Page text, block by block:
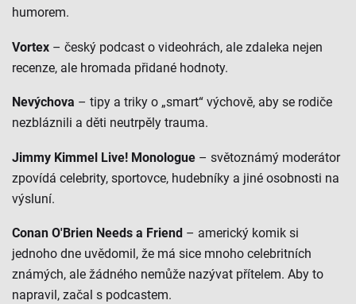
humorem.
Vortex – český podcast o videohrách, ale zdaleka nejen
recenze, ale hromada přidané hodnoty.
Nevýchova – tipy a triky o „smart“ výchově, aby se rodiče
nezbláznili a děti neutrpěly trauma.
Jimmy Kimmel Live! Monologue – světoznámý moderátor
zpovídá celebrity, sportovce, hudebníky a jiné osobnosti na
výsluní.
Conan O'Brien Needs a Friend – americký komik si
jednoho dne uvědomil, že má sice mnoho celebritních
známých, ale žádného nemůže nazývat přítelem. Aby to
napravil, začal s podcastem.